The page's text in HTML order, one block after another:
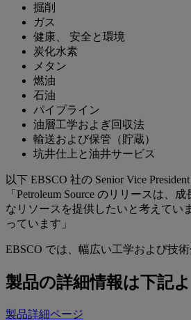
掘削
ガス
健康、 安全と環境
炭化水素
メタン
燃油
石油
パイプライン
油層工学およぎ回収法
輸送および保管（貯蔵）
坑井仕上と油井サービス
以下 EBSCO 社の Senior Vice
「Petroleum Source のリリースは
なリソースを提供したいと考えてい
っています」
EBSCO では、幅広い工学および技
製品の詳細情報は下記よ
製品詳細ページ